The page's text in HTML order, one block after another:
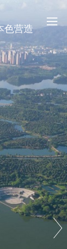
色营造